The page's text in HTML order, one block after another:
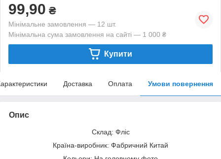
99,90 ₴
Мінімальне замовлення — 12 шт.
Мінімальна сума замовлення на сайті — 1 000 ₴
Купити
Доставка Оплата Умови повернення
Опис
Склад: Флiс
Країна-виробник: Фабричний Китай